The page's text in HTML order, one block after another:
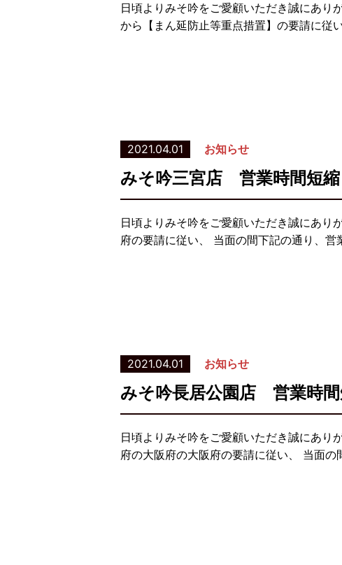
日頃よりみそ吟をご愛顧いただき誠にあり
から【まん延防止等重点措置】の要請に従
2021.04.01 お知らせ
みそ吟三宮店 営業時間短
日頃よりみそ吟をご愛顧いただき誠にあり
府の要請に従い、 当面の間下記の通り、
2021.04.01 お知らせ
みそ吟長居公園店 営業時
日頃よりみそ吟をご愛顧いただき誠にあり
府の大阪府の大阪府の要請に従い、 当面